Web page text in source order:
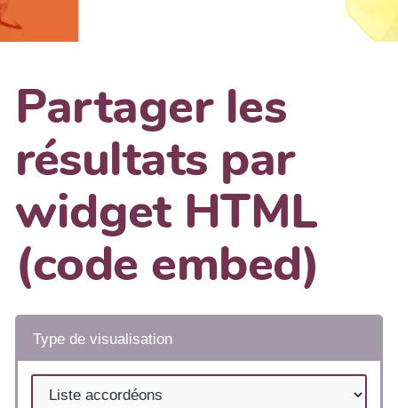
Partager les
résultats par
widget HTML
(code embed)
Type de visualisation